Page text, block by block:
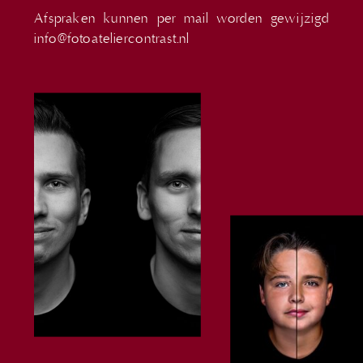
Afspraken kunnen per mail worden gewijzigd
info@fotoateliercontrast.nl